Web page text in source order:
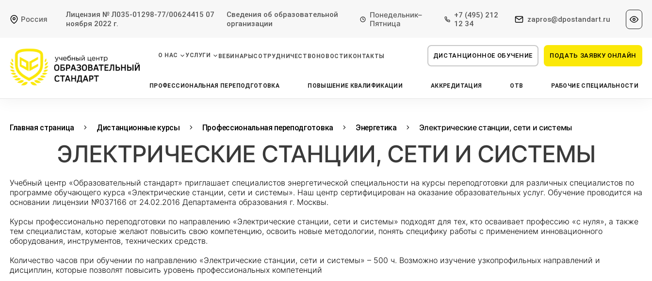
Россия
Лицензия № Л035-01298-77/00624415 07
ноября 2022 г.
Сведения об образовательной
организации
Понедельник–
Пятница
+7 (495) 212
12 34
zapros@dpostandart.ru
О НАС УСЛУГИ ВЕБИНАРЫ СОТРУДНИЧЕСТВО НОВОСТИ КОНТАКТЫ ДИСТАНЦИОННОЕ ОБУЧЕНИЕ ПОДАТЬ ЗАЯВКУ ОНЛАЙН
ПРОФЕССИОНАЛЬНАЯ ПЕРЕПОДГОТОВКА ПОВЫШЕНИЕ КВАЛИФИКАЦИИ АККРЕДИТАЦИЯ ОТВ РАБОЧИЕ СПЕЦИАЛЬНОСТИ
Главная страница Дистанционные курсы Профессиональная переподготовка Энергетика Электрические станции, сети и системы
ЭЛЕКТРИЧЕСКИЕ СТАНЦИИ, СЕТИ И СИСТЕМЫ
Учебный центр «Образовательный стандарт» приглашает специалистов энергетической специальности на курсы переподготовки для различных специалистов по
программе обучающего курса «Электрические станции, сети и системы». Наш центр сертифицирован на оказание образовательных услуг. Обучение проводится на
основании лицензии №037166 от 24.02.2016 Департамента образования г. Москвы.
Курсы профессионально переподготовки по направлению «Электрические станции, сети и системы» подходят для тех, кто осваивает профессию «с нуля», а также
тем специалистам, которые желают повысить свою компетенцию, освоить новые методологии, понять специфику работы с применением инновационного
оборудования, инструментов, технических средств.
Количество часов при обучении по направлению «Электрические станции, сети и системы» – 500 ч. Возможно изучение узкопрофильных направлений и
дисциплин, которые позволят повысить уровень профессиональных компетенций
Подать заявку на обучение
Откликнуться на резюме
Проконсультируем по НМО с
Оставьте свои данные, наши специалисты
проконсультируют Вас
Получить консультацию